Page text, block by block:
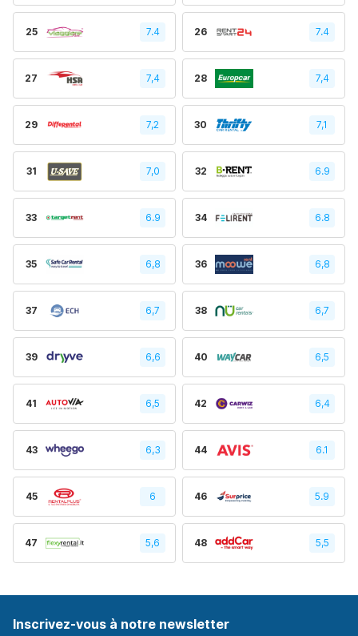
25 7.4 26 7.4
27 7,4 28 7,4
29 7,2 30 7,1
31 7,0 32 6.9
33 6.9 34 6.8
35 6,8 36 6,8
37 6,7 38 6,7
39 6,6 40 6,5
41 6,5 42 6,4
43 6,3 44 6.1
45 6 46 5.9
47 5,6 48 5,5
Inscrivez-vous à notre newsletter